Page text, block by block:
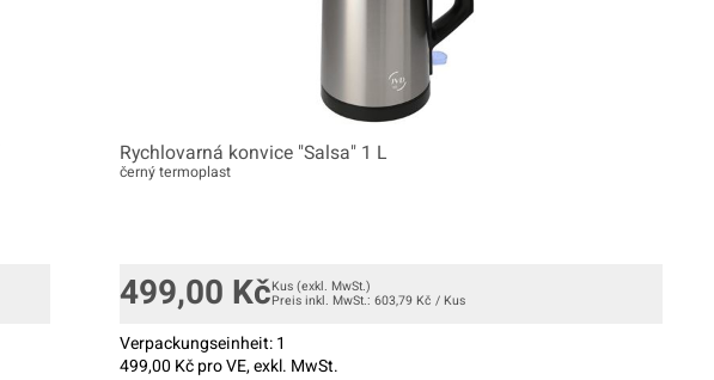
Rychlovarná konvice "Salsa" 1 L
černý termoplast
499,00 KčKus (exkl. MwSt.)
Preis inkl. MwSt.: 603,79 Kč / Kus
Verpackungseinheit:1
499,00 Kč pro VE, exkl. MwSt.